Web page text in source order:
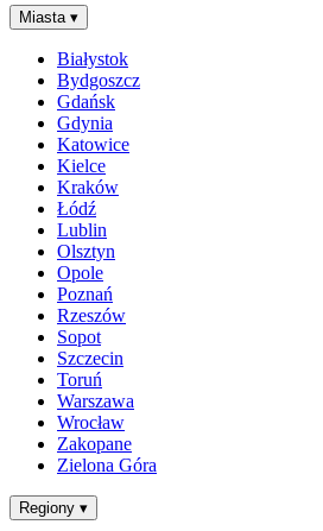
Miasta ▾
Białystok
Bydgoszcz
Gdańsk
Gdynia
Katowice
Kielce
Kraków
Łódź
Lublin
Olsztyn
Opole
Poznań
Rzeszów
Sopot
Szczecin
Toruń
Warszawa
Wrocław
Zakopane
Zielona Góra
Regiony ▾